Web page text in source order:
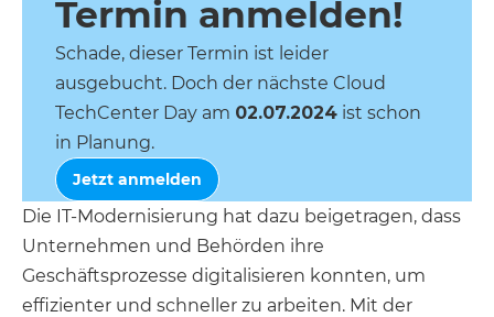
Termin anmelden!
Schade, dieser Termin ist leider
ausgebucht. Doch der nächste Cloud
TechCenter Day am 02.07.2024 ist schon
in Planung.
Jetzt anmelden
Die IT-Modernisierung hat dazu beigetragen, dass
Unternehmen und Behörden ihre
Geschäftsprozesse digitalisieren konnten, um
effizienter und schneller zu arbeiten. Mit der